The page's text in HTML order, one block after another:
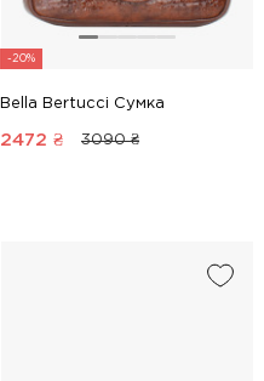
-20%
Bella Bertucci Сумка
2472 ₴ 3090 ₴